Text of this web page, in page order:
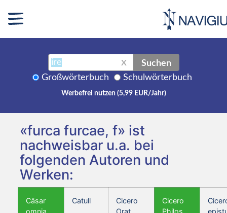
X Suchen
Großwörterbuch Schulwörterbuch
Werbefrei nutzen (5,99 EUR/Jahr)
«furca furcae, f» ist
nachweisbar u.a. bei
folgenden Autoren und
Werken:
Cäsar
omnia
Catull
Cicero
Orat.
Cicero
Philos.